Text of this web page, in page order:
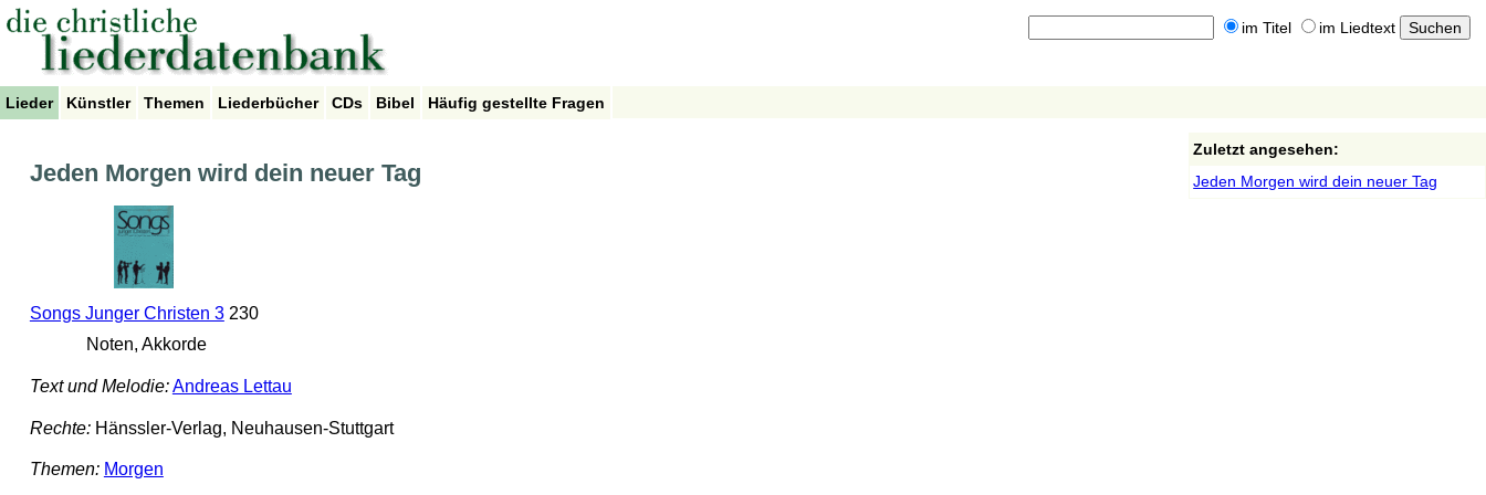
im Titel im Liedtext
Lieder Künstler Themen Liederbücher CDs Bibel Häufig gestellte Fragen
Jeden Morgen wird dein neuer Tag
Songs Junger Christen 3230
Noten, Akkorde
Text und Melodie:Andreas Lettau
Rechte:Hänssler-Verlag, Neuhausen-Stuttgart
Themen: Morgen
Zuletzt angesehen:
Jeden Morgen wird dein neuer Tag